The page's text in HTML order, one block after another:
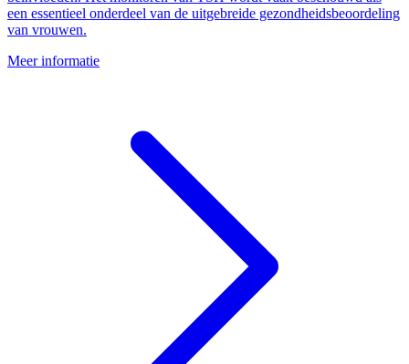
een essentieel onderdeel van de uitgebreide gezondheidsbeoordeling
van vrouwen.
Meer informatie